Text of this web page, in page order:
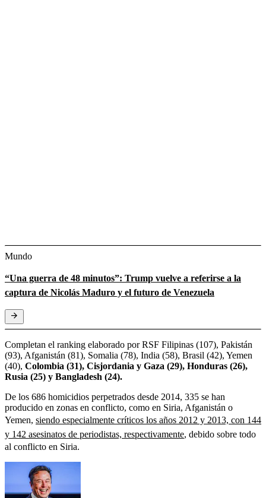
Mundo
“Una guerra de 48 minutos”: Trump vuelve a referirse a la
captura de Nicolás Maduro y el futuro de Venezuela
Completan el ranking elaborado por RSF Filipinas (107), Pakistán
(93), Afganistán (81), Somalia (78), India (58), Brasil (42), Yemen
(40), Colombia (31), Cisjordania y Gaza (29), Honduras (26),
Rusia (25) y Bangladesh (24).
De los 686 homicidios perpetrados desde 2014, 335 se han
producido en zonas en conflicto, como en Siria, Afganistán o
Yemen, siendo especialmente críticos los años 2012 y 2013, con 144
y 142 asesinatos de periodistas, respectivamente, debido sobre todo
al conflicto en Siria.